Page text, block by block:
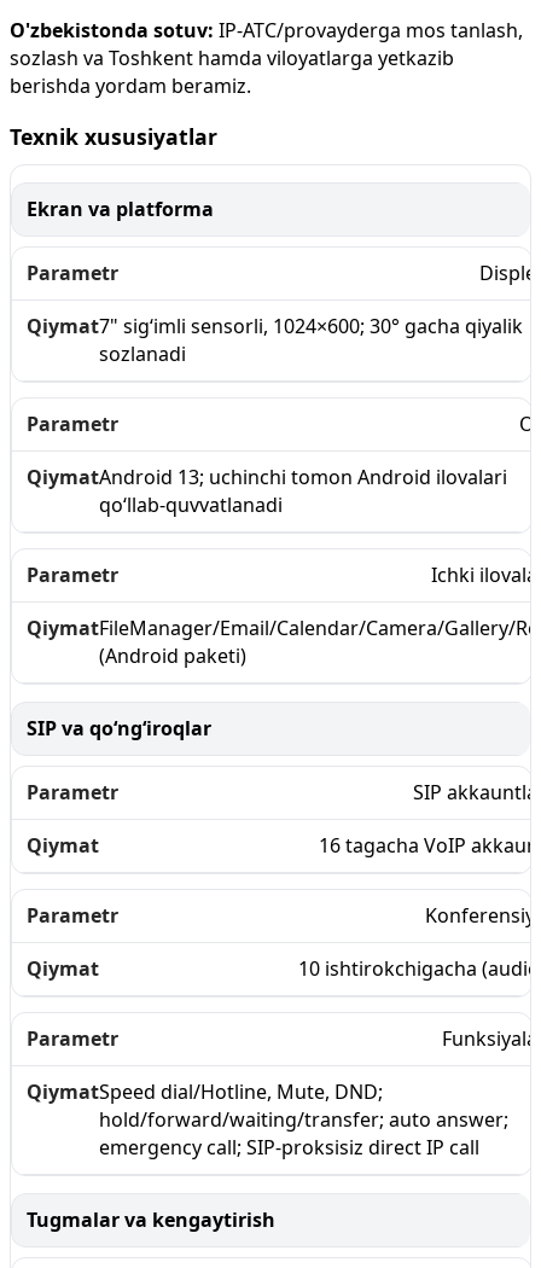
O'zbekistonda sotuv: IP-ATC/provayderga mos tanlash,
sozlash va Toshkent hamda viloyatlarga yetkazib
berishda yordam beramiz.
Texnik xususiyatlar
Ekran va platforma
7" sig‘imli sensorli, 1024×600; 30° gacha qiyalik
sozlanadi
Android 13; uchinchi tomon Android ilovalari
qo‘llab-quvvatlanadi
Ichki
FileManager/Email/Calendar/Camera/Gallery/
(Android paketi)
SIP va qo‘ng‘iroqlar
SIP
16 tagacha VoIP
10 ishtirokchigacha
Speed dial/Hotline, Mute, DND;
hold/forward/waiting/transfer; auto answer;
emergency call; SIP-proksisiz direct IP call
Tugmalar va kengaytirish